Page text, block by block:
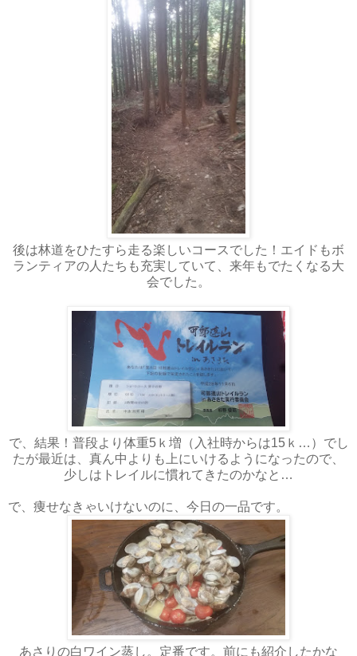
後は林道をひたすら走る楽しいコースでした！エイドもボ
ランティアの人たちも充実していて、来年もでたくなる大
会でした。
で、結果！普段より体重5ｋ増（入社時からは15ｋ…）でし
たが最近は、真ん中よりも上にいけるようになったので、
少しはトレイルに慣れてきたのかなと…
で、痩せなきゃいけないのに、今日の一品です。
あさりの白ワイン蒸し。定番です。前にも紹介したかな